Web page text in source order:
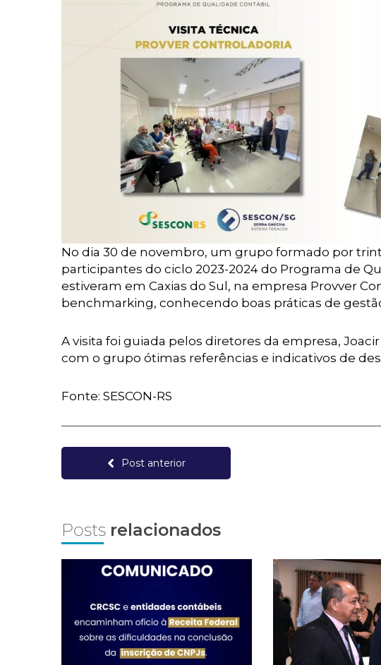
No dia 30 de novembro, um grupo formado por
participantes do ciclo 2023-2024 do Programa de
estiveram em Caxias do Sul, na empresa Provver
benchmarking, conhecendo boas práticas de
A visita foi guiada pelos diretores da empresa,
com o grupo ótimas referências e indicativos de
Fonte: SESCON-RS
Post anterior
Posts relacionados